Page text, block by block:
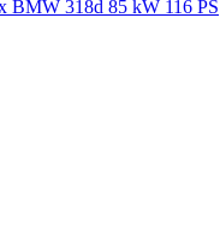
BMW 318d 85 kW 116 PS